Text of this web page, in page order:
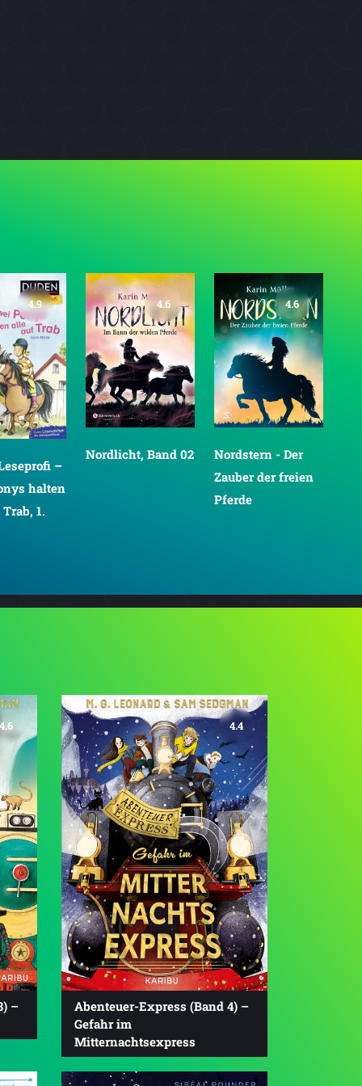
4.9
–
halten
1.
4.6
Nordlicht, Band 02
4.6
Nordstern - Der
Zauber der freien
Pferde
4.6
–
4.4
Abenteuer-Express (Band 4) –
Gefahr im
Mitternachtsexpress